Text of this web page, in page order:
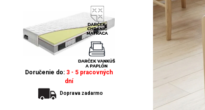
Doručenie do: 3 - 5 pracovných
dní
Doprava zadarmo